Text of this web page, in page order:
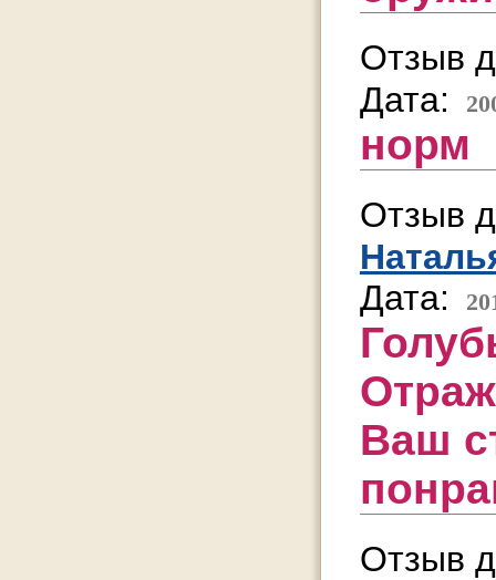
Отзыв
Дата:
норм
Отзыв
Дата:
Ваш
Отзыв